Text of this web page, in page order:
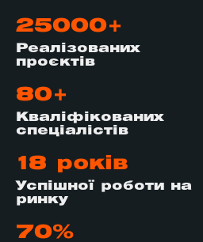
25000+
Реалізованих
проєктів
80+
Кваліфікованих
спеціалістів
18 років
Успішної роботи на
ринку
70%